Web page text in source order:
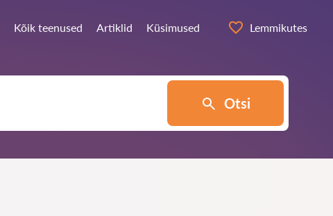
Kõik teenused Artiklid Küsimused Lemmikutes
Otsi